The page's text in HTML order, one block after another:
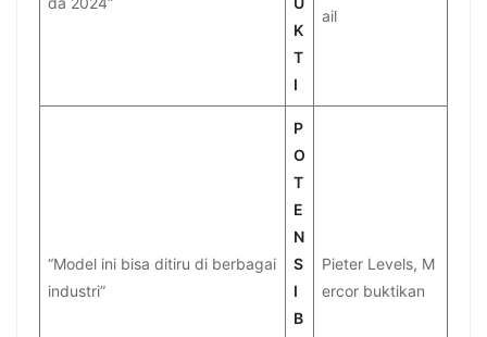
K
T
I
ail
“Model ini bisa ditiru di berbagai
industri”
P
O
T
E
N
S
I
B
Pieter Levels, M
ercor buktikan